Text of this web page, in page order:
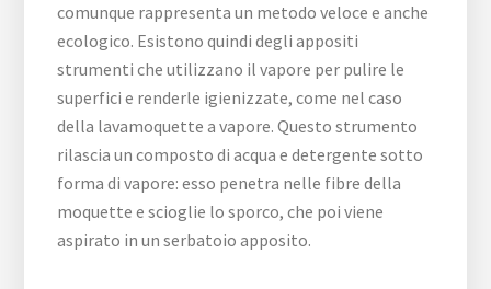
comunque rappresenta un metodo veloce e anche
ecologico. Esistono quindi degli appositi
strumenti che utilizzano il vapore per pulire le
superfici e renderle igienizzate, come nel caso
della lavamoquette a vapore. Questo strumento
rilascia un composto di acqua e detergente sotto
forma di vapore: esso penetra nelle fibre della
moquette e scioglie lo sporco, che poi viene
aspirato in un serbatoio apposito.